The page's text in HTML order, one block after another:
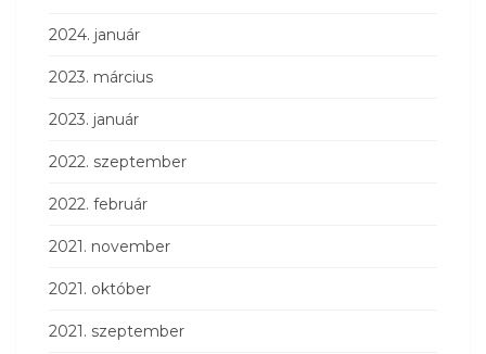
2024. január
2023. március
2023. január
2022. szeptember
2022. február
2021. november
2021. október
2021. szeptember